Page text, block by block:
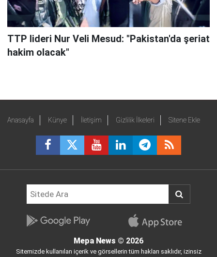
TTP lideri Nur Veli Mesud: "Pakistan'da şeriat
hakim olacak"
Anasayfa Künye İletişim Gizlilik İlkeleri Sitene Ekle
Mepa News © 2026
Sitemizde kullanılan içerik ve görsellerin tüm hakları saklıdır, izinsiz